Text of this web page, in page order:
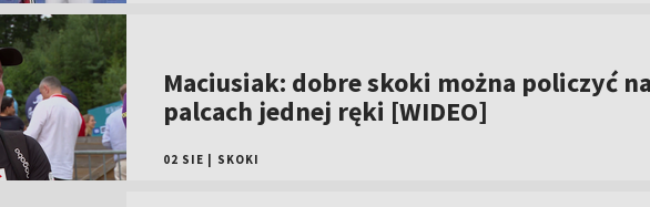
Maciusiak: dobre skoki można policzyć
palcach jednej ręki [WIDEO]
02 SIE SKOKI